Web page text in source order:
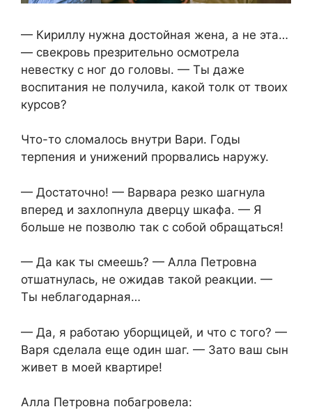
— Кириллу нужна достойная жена, а не эта…
— свекровь презрительно осмотрела
невестку с ног до головы. — Ты даже
воспитания не получила, какой толк от твоих
курсов?
Что-то сломалось внутри Вари. Годы
терпения и унижений прорвались наружу.
— Достаточно! — Варвара резко шагнула
вперед и захлопнула дверцу шкафа. — Я
больше не позволю так с собой обращаться!
— Да как ты смеешь? — Алла Петровна
отшатнулась, не ожидав такой реакции. —
Ты неблагодарная…
— Да, я работаю уборщицей, и что с того? —
Варя сделала еще один шаг. — Зато ваш сын
живет в моей квартире!
Алла Петровна побагровела: